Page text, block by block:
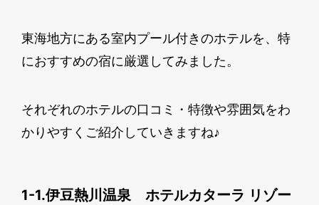
東海地方にある室内プール付きのホテルを、特
におすすめの宿に厳選してみました。
それぞれのホテルの口コミ・特徴や雰囲気をわ
かりやすくご紹介していきますね♪
1-1.伊豆熱川温泉 ホテルカターラ リゾー